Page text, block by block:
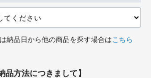
納品日から他の商品を探す場合は こちら
品方法につきまして】